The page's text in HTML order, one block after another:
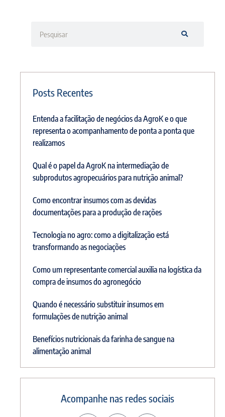
Posts Recentes
Entenda a facilitação de negócios da AgroK e o que
representa o acompanhamento de ponta a ponta que
realizamos
Qual é o papel da AgroK na intermediação de
subprodutos agropecuários para nutrição animal?
Como encontrar insumos com as devidas
documentações para a produção de rações
Tecnologia no agro: como a digitalização está
transformando as negociações
Como um representante comercial auxilia na logística da
compra de insumos do agronegócio
Quando é necessário substituir insumos em
formulações de nutrição animal
Benefícios nutricionais da farinha de sangue na
alimentação animal
Acompanhe nas redes sociais